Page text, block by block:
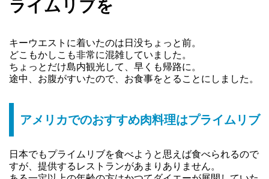
ライムリブを
キーウエストに着いたのは日没ちょっと前。
どこもかしこも非常に混雑していました。
ちょっとだけ島内観光して、早くも帰路に。
途中、お腹がすいたので、お食事をとることにしました。
アメリカでのおすすめ肉料理はプライムリブ
日本でもプライムリブを食べようと思えば食べられるので
すが、提供するレストランがあまりありません。